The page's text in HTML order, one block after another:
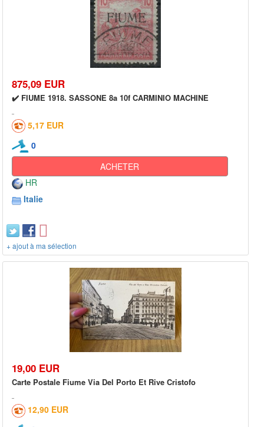
875,09 EUR
✔️ FIUME 1918. SASSONE 8a 10f CARMINIO MACHINE
5,17 EUR
0
ACHETER
HR
Italie
+ ajout à ma sélection
19,00 EUR
Carte Postale Fiume Via Del Porto Et Rive Cristofo
12,90 EUR